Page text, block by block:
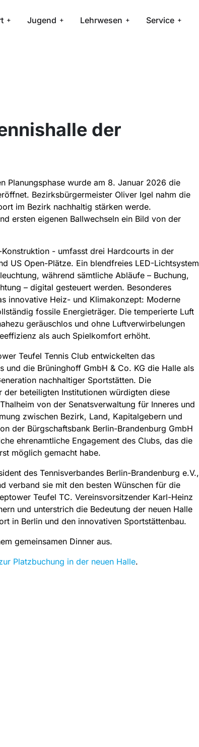
Jugend Lehrwesen Service
der
Planungsphase wurde am 8. Januar 2026 die
Bezirksbürgermeister Oliver Igel nahm die
im Bezirk nachhaltig stärken werde.
ersten eigenen Ballwechseln ein Bild von der
- umfasst drei Hardcourts in der
US Open-Plätze. Ein blendfreies LED-Lichtsystem
während sämtliche Abläufe – Buchung,
– digital gesteuert werden. Besonderes
innovative Heiz- und Klimakonzept: Moderne
fossile Energieträger. Die temperierte Luft
geräuschlos und ohne Luftverwirbelungen
als auch Spielkomfort erhöht.
Teufel Tennis Club entwickelten das
und die Brüninghoff GmbH & Co. KG die Halle als
nachhaltiger Sportstätten. Die
der beteiligten Institutionen würdigten diese
von der Senatsverwaltung für Inneres und
zwischen Bezirk, Land, Kapitalgebern und
der Bürgschaftsbank Berlin-Brandenburg GmbH
ehrenamtliche Engagement des Clubs, das die
möglich gemacht habe.
des Tennisverbandes Berlin-Brandenburg e.V.,
verband sie mit den besten Wünschen für die
Teufel TC. Vereinsvorsitzender Karl-Heinz
und unterstrich die Bedeutung der neuen Halle
in Berlin und den innovativen Sportstättenbau.
gemeinsamen Dinner aus.
Platzbuchung in der neuen Halle.